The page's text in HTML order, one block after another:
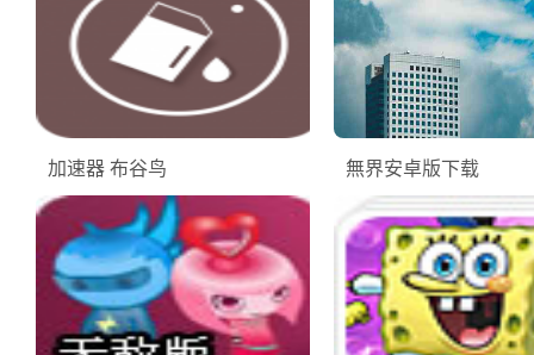
加速器 布谷鸟 無界安卓版下载